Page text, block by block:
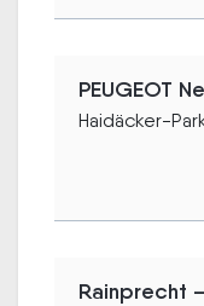
PEUGEOT
Haidäcker-
Rainprecht